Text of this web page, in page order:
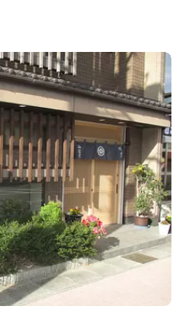
関口にあたります。